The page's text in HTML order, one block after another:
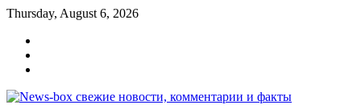
Перейти
содержимому
Thursday, August 6, 2026